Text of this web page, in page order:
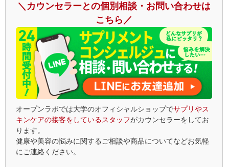
＼カウンセラーとの個別相談・お問い合わせは
こちら／
オープンラボでは大学のオフィシャルショップでサプリやス
キンケアの接客をしているスタッフがカウンセラーをしてお
ります。
健康や美容の悩みに関するご相談や商品についてなどお気軽
にご連絡ください。